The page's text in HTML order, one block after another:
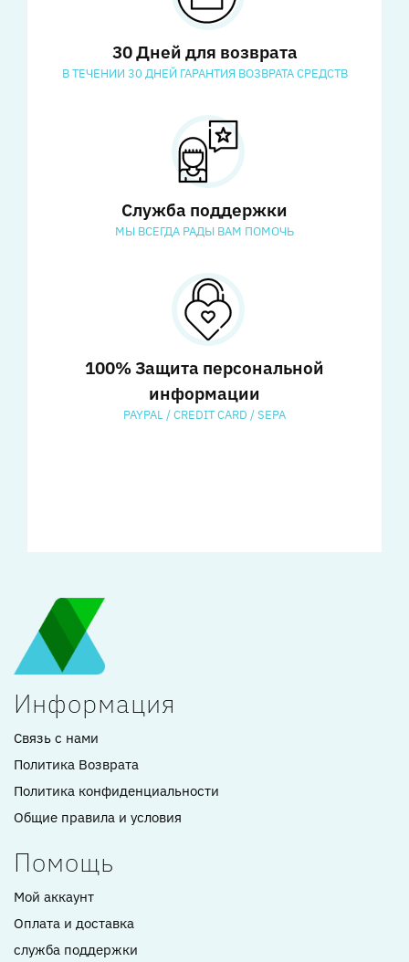
30 Дней для возврата
В ТЕЧЕНИИ 30 ДНЕЙ ГАРАНТИЯ ВОЗВРАТА СРЕДСТВ
Служба поддержки
МЫ ВСЕГДА РАДЫ ВАМ ПОМОЧЬ
100% Защита персональной
информации
PAYPAL / CREDIT CARD / SEPA
Информация
Связь с нами
Политика Возврата
Политика конфиденциальности
Общие правила и условия
Помощь
Мой аккаунт
Оплата и доставка
служба поддержки